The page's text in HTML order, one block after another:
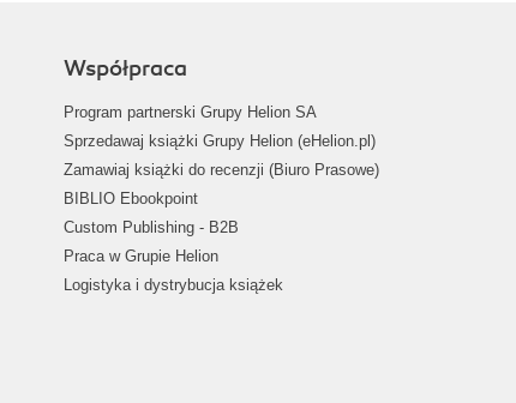
Współpraca
Program partnerski Grupy Helion SA
Sprzedawaj książki Grupy Helion (eHelion.pl)
Zamawiaj książki do recenzji (Biuro Prasowe)
BIBLIO Ebookpoint
Custom Publishing - B2B
Praca w Grupie Helion
Logistyka i dystrybucja książek